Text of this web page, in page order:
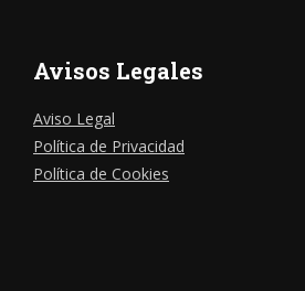
Avisos Legales
Aviso Legal
Política de Privacidad
Política de Cookies